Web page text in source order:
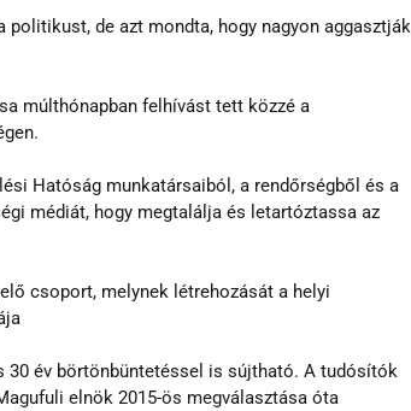
de azt mondta, hogy nagyon aggasztják
múlthónapban felhívást tett közzé a
Hatóság munkatársaiból, a rendőrségből és a
médiát, hogy megtalálja és letartóztassa az
csoport, melynek létrehozását a helyi
30 év börtönbüntetéssel is sújtható. A tudósítók
elnök 2015-ös megválasztása óta